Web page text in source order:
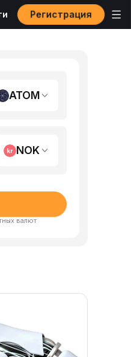
Регистрация
ATOM
NOK
валют